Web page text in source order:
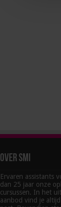
Over SMI
Ervaren assistants
dan 25 jaar onze
cursussen. In het
aanbod vind je